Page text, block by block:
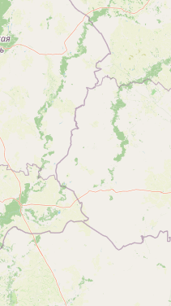
Чопорти